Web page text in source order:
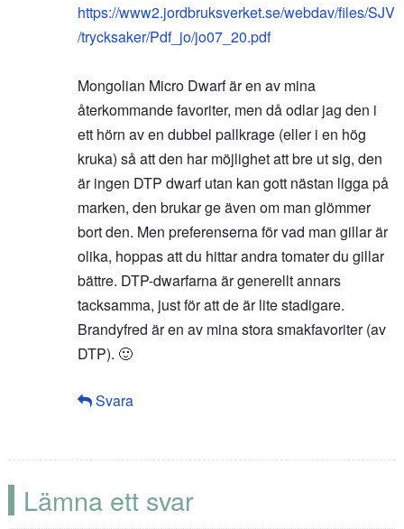
https://www2.jordbruksverket.se/webdav/files/SJV
/trycksaker/Pdf_jo/jo07_20.pdf
Mongolian Micro Dwarf är en av mina
återkommande favoriter, men då odlar jag den i
ett hörn av en dubbel pallkrage (eller i en hög
kruka) så att den har möjlighet att bre ut sig, den
är ingen DTP dwarf utan kan gott nästan ligga på
marken, den brukar ge även om man glömmer
bort den. Men preferenserna för vad man gillar är
olika, hoppas att du hittar andra tomater du gillar
bättre. DTP-dwarfarna är generellt annars
tacksamma, just för att de är lite stadigare.
Brandyfred är en av mina stora smakfavoriter (av
DTP). 🙂
Svara
Lämna ett svar